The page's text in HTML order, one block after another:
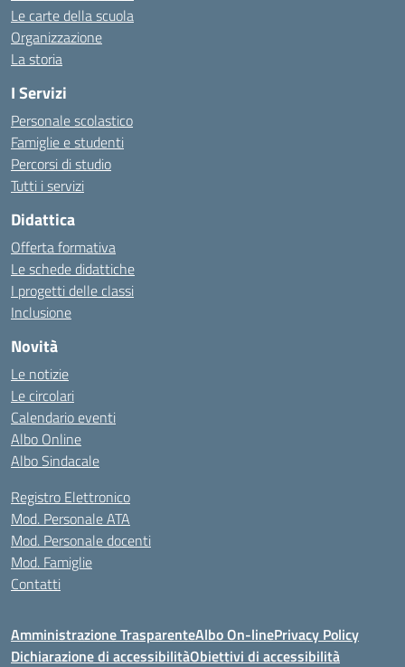
Le carte della scuola
Organizzazione
La storia
I Servizi
Personale scolastico
Famiglie e studenti
Percorsi di studio
Tutti i servizi
Didattica
Offerta formativa
Le schede didattiche
I progetti delle classi
Inclusione
Novità
Le notizie
Le circolari
Calendario eventi
Albo Online
Albo Sindacale
Registro Elettronico
Mod. Personale ATA
Mod. Personale docenti
Mod. Famiglie
Contatti
Amministrazione TrasparenteAlbo On-linePrivacy Policy
Dichiarazione di accessibilitàObiettivi di accessibilità